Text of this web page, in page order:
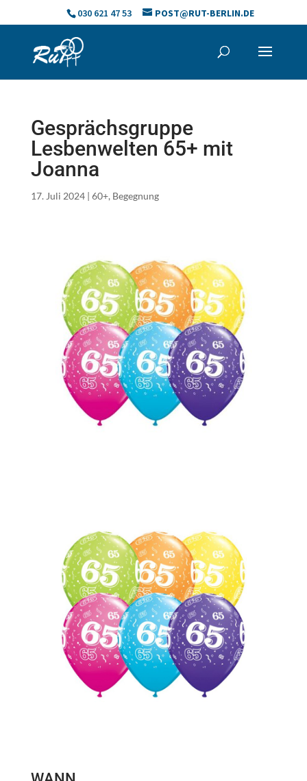
030 621 47 53 POST@RUT-BERLIN.DE
Gesprächsgruppe
Lesbenwelten 65+ mit
Joanna
17. Juli 2024| 60+, Begegnung